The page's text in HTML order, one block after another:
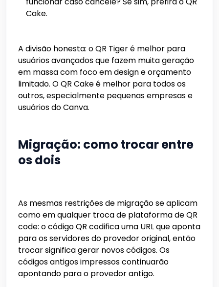
Cake.
A divisão honesta: o QR Tiger é melhor para
usuários avançados que fazem muita geração
em massa com foco em design e orçamento
limitado. O QR Cake é melhor para todos os
outros, especialmente pequenas empresas e
usuários do Canva.
Migração: como trocar entre
os dois
As mesmas restrições de migração se aplicam
como em qualquer troca de plataforma de QR
code: o código QR codifica uma URL que aponta
para os servidores do provedor original, então
trocar significa gerar novos códigos. Os
códigos antigos impressos continuarão
apontando para o provedor antigo.